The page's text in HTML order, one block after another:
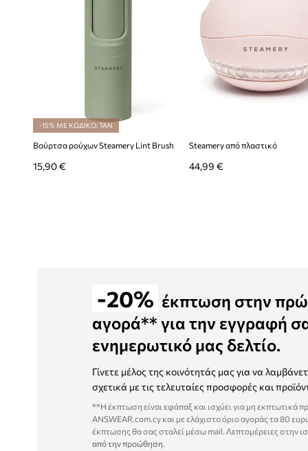
-15% ΜΕ ΚΩΔΙΚΟ: TAN
Βούρτσα ρούχων Steamery Lint Brush
15,90 €
Steamery από πλαστικό
44,99 €
-20% έκπτωση στην
αγορά** για την εγγραφή
ενημερωτικό μας δελτίο.
Γίνετε μέλος της κοινότητάς μας για να
σχετικά με τις τελευταίες προσφορές και
**Η έκπτωση είναι εφάπαξ και ισχύει για μη εκπτωτικά
ANSWEAR.com.cy και με ελάχιστο όριο αγοράς τα 80
έκπτωσης θα σας σταλεί μέσω mail. Λεπτομέρειες στην
από την προώθηση.